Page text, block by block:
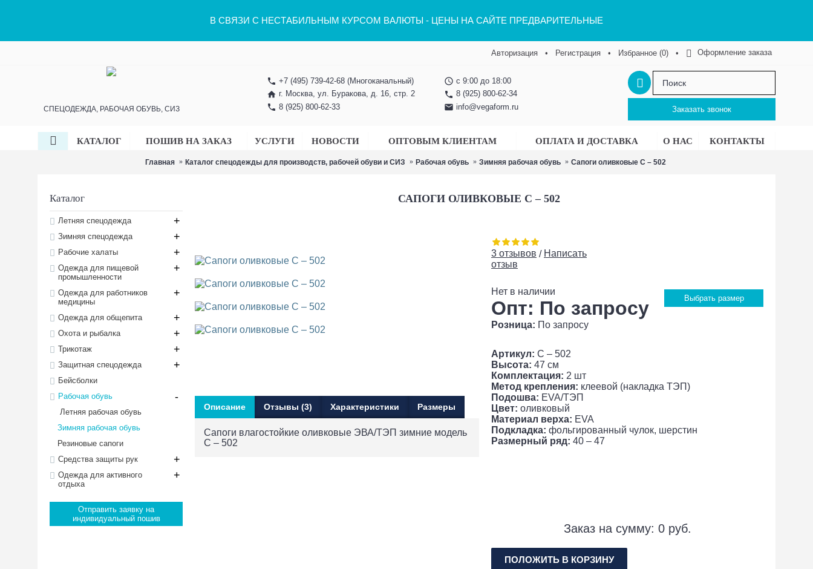
В СВЯЗИ С НЕСТАБИЛЬНЫМ КУРСОМ ВАЛЮТЫ - ЦЕНЫ НА САЙТЕ ПРЕДВАРИТЕЛЬНЫЕ
Авторизация • Регистрация • Избранное (0) • Оформление заказа
СПЕЦОДЕЖДА, РАБОЧАЯ ОБУВЬ, СИЗ
phone +7 (495) 739-42-68(Многоканальный)
home г. Москва, ул. Буракова, д. 16, стр. 2
phone 8 (925) 800-62-33
access_time с 9:00 до 18:00
phone 8 (925) 800-62-34
email info@vegaform.ru Заказать звонок
КАТАЛОГ ПОШИВ НА ЗАКАЗ УСЛУГИ НОВОСТИ ОПТОВЫМ КЛИЕНТАМ ОПЛАТА И ДОСТАВКА О НАС КОНТАКТЫ
Главная Каталог спецодежды для производств, рабочей обуви и СИЗ Рабочая обувь Зимняя рабочая обувь Сапоги оливковые С – 502
Каталог
Летняя спецодежда +
Зимняя спецодежда +
Рабочие халаты +
Одежда для пищевой
промышленности
+
Одежда для работников
медицины
+
Одежда для общепита +
Охота и рыбалка +
Трикотаж +
Защитная спецодежда +
Бейсболки
Рабочая обувь
-
Летняя рабочая обувь
Зимняя рабочая обувь
Резиновые сапоги
Средства защиты рук
+
Одежда для активного
отдыха
+
Отправить заявку на
индивидуальный пошив
САПОГИ ОЛИВКОВЫЕ С – 502
Описание Отзывы (3) Характеристики Размеры
Сапоги влагостойкие оливковые ЭВА/ТЭП зимние модель
С – 502
3 отзывов / Написать
отзыв
Выбрать размер
Нет в наличии
Опт: По запросу
Розница: По запросу
Артикул: С – 502
Высота: 47 см
Комплектация: 2 шт
Метод крепления: клеевой (накладка ТЭП)
Подошва: EVA/ТЭП
Цвет: оливковый
Материал верха: EVA
Подкладка: фольгированный чулок, шерстин
Размерный ряд: 40 – 47
Заказ на сумму: 0руб.
ПОЛОЖИТЬ В КОРЗИНУ